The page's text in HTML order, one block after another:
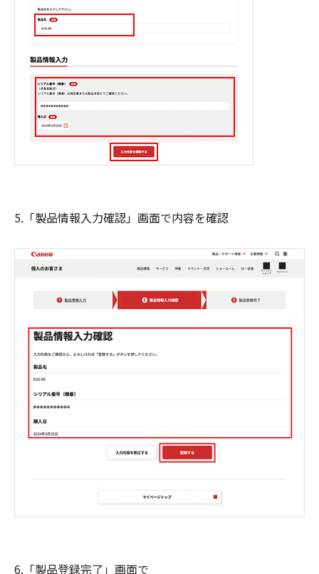
5.「製品情報入力確認」画面で内容を確認
6.「製品登録完了」画面で